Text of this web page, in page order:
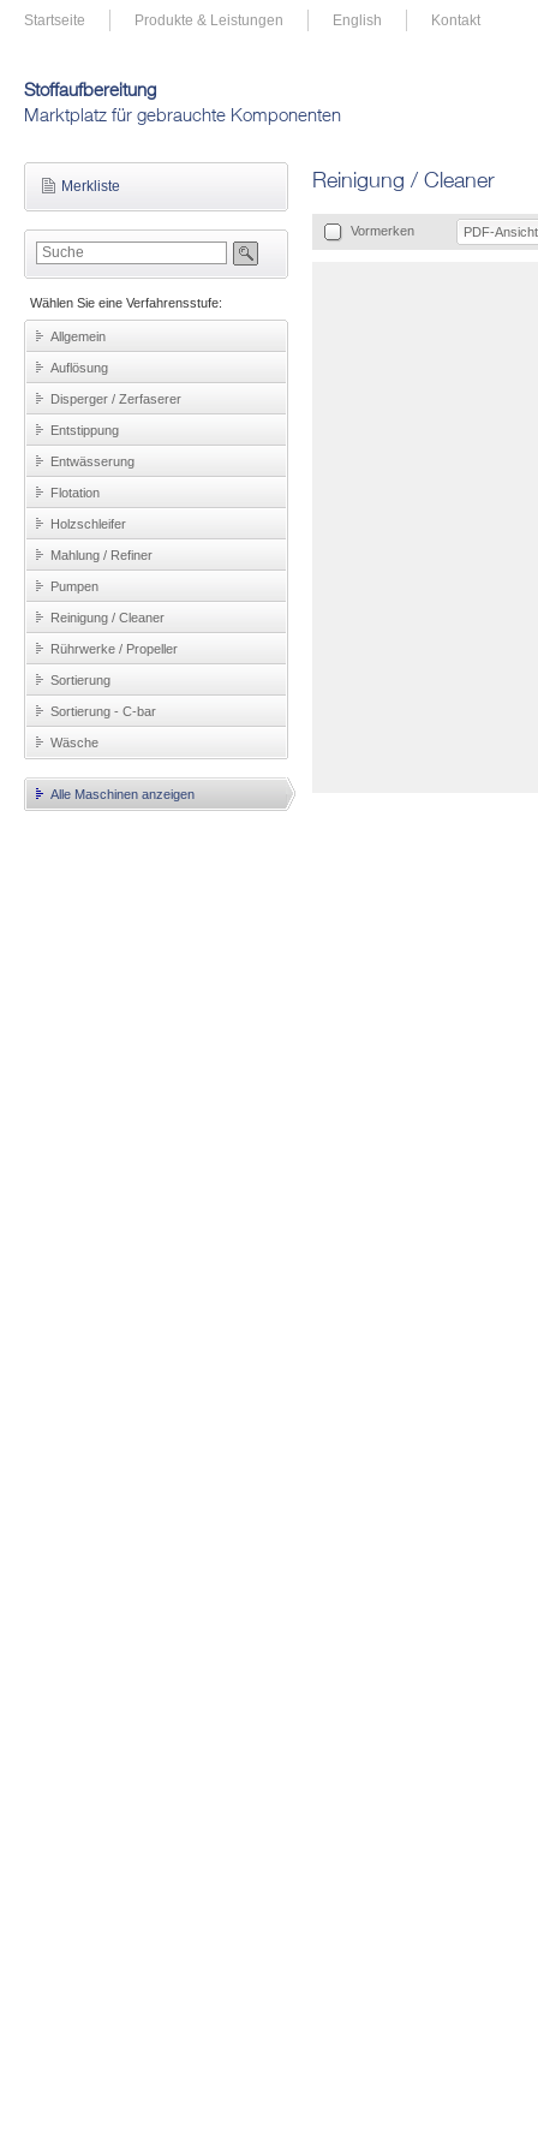
Startseite Produkte & Leistungen English Kontakt
Stoffaufbereitung
Marktplatz für gebrauchte Komponenten
Merkliste
Wählen Sie eine Verfahrensstufe:
Allgemein
Auflösung
Disperger / Zerfaserer
Entstippung
Entwässerung
Flotation
Holzschleifer
Mahlung / Refiner
Pumpen
Reinigung / Cleaner
Rührwerke / Propeller
Sortierung
Sortierung - C-bar
Wäsche
Alle Maschinen anzeigen
Reinigung / Cleaner
Vormerken PDF-Ansicht